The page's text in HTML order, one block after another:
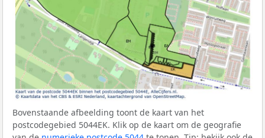
Bovenstaande afbeelding toont de kaart van het
postcodegebied 5044EK. Klik op de kaart om de geografie